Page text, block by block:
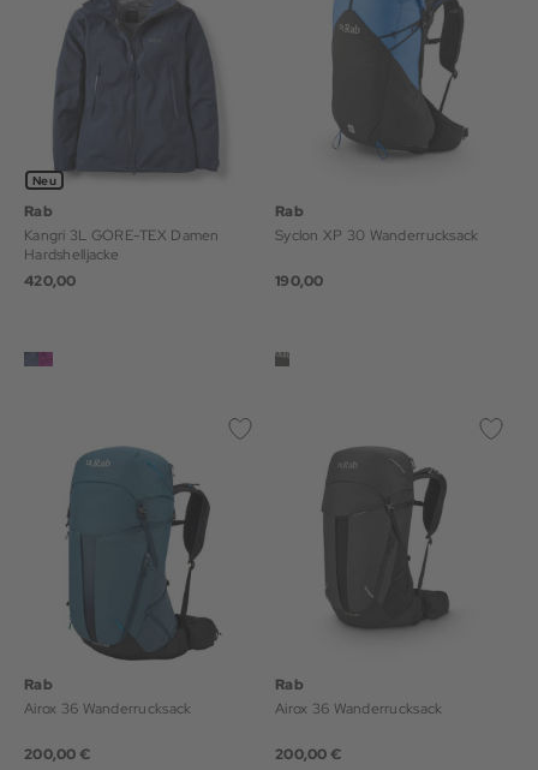
Neu
Rab
Kangri 3L GORE-TEX Damen
Hardshelljacke
420,00
Rab
Syclon XP 30 Wanderrucksack
190,00
Rab
Airox 36 Wanderrucksack
200,00 €
Rab
Airox 36 Wanderrucksack
200,00 €